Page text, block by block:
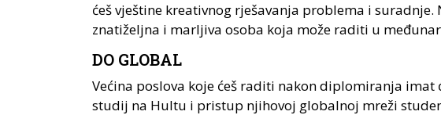
ćeš vještine kreativnog rješavanja problema i
znatiželjna i marljiva osoba koja može raditi u
DO GLOBAL
Većina poslova koje ćeš raditi nakon diplomiranja imat
studij na Hultu i pristup njihovoj globalnoj mreži